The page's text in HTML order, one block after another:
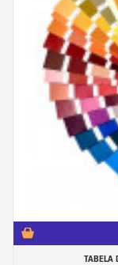
TABELA